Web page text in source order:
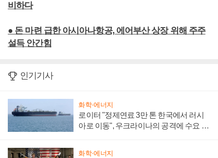
비하다
● 돈 마련 급한 아시아나항공, 에어부산 상장 위해 주주
설득 안간힘
인기기사
화학·에너지
로이터 "정제연료 3만 톤 한국에서 러시
아로 이동", 우크라이나의 공격에 수요 늘
화학·에너지